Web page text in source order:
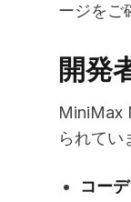
ージをご
開発
MiniMax
られてい
コー